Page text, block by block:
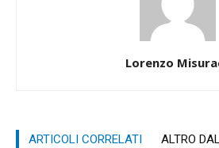
Lorenzo
ARTICOLI CORRELATI ALTRO